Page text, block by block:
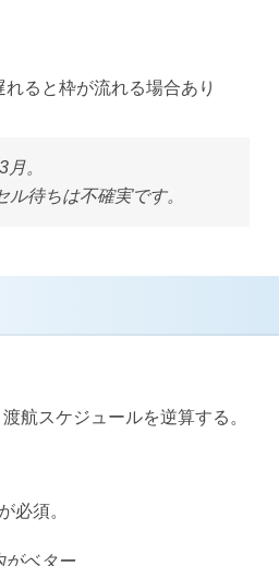
ると枠が流れる場合あり
。
待ちは不確実です。
航スケジュールを逆算する。
必須。
がベター